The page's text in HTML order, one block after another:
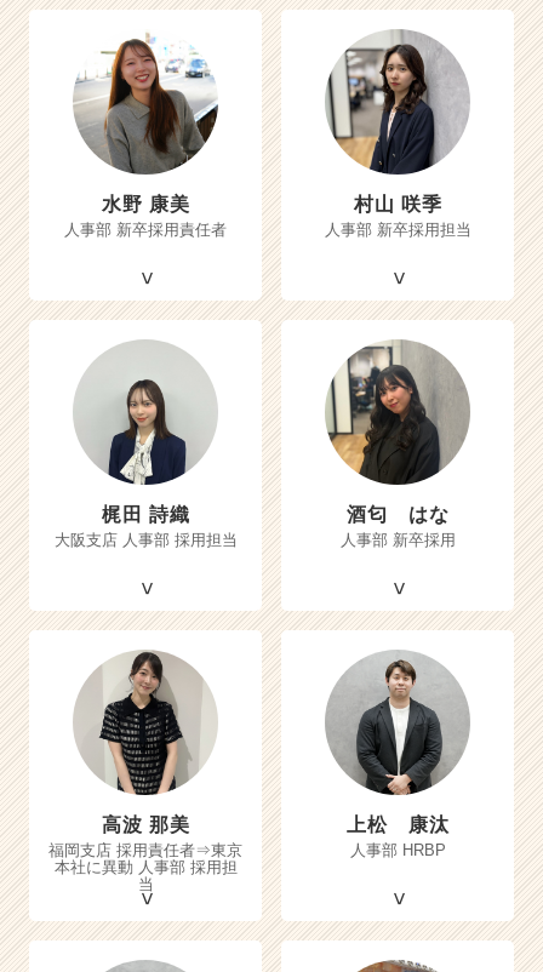
水野 康美
人事部 新卒採用責任者
村山 咲季
人事部 新卒採用担当
梶田 詩織
大阪支店 人事部 採用担当
酒匂 はな
人事部 新卒採用
高波 那美
福岡支店 採用責任者⇒東京
本社に異動 人事部 採用担
当
上松 康汰
人事部 HRBP